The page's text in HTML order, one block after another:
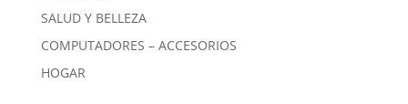
SALUD Y BELLEZA
COMPUTADORES – ACCESORIOS
HOGAR